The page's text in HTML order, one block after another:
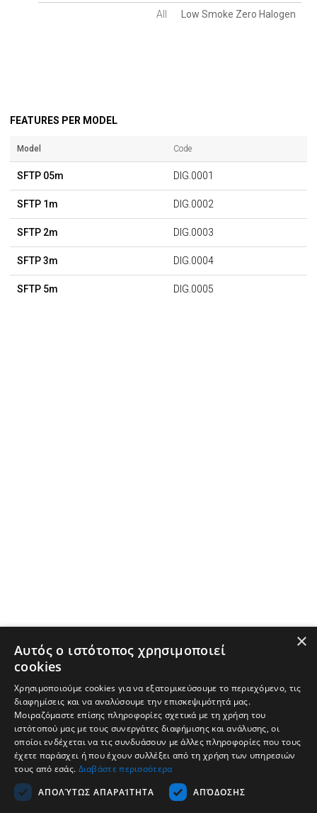
All Low Smoke Zero Halogen
FEATURES PER MODEL
Model Code
SFTP 05m DIG.0001
SFTP 1m DIG.0002
SFTP 2m DIG.0003
SFTP 3m DIG.0004
SFTP 5m DIG.0005
Company
×
Αυτός ο ιστότοπος χρησιμοποιεί
cookies
Χρησιμοποιούμε cookies για να εξατομικεύσουμε το περιεχόμενο, τις
διαφημίσεις και να αναλύσουμε την επισκεψιμότητά μας.
Μοιραζόμαστε επίσης πληροφορίες σχετικά με τη χρήση του
ιστότοπού μας με τους συνεργάτες διαφήμισης και ανάλυσης, οι
οποίοι ενδέχεται να τις συνδυάσουν με άλλες πληροφορίες που τους
έχετε παράσχει ή που έχουν συλλέξει από τη χρήση των υπηρεσιών
τους από εσάς. Διαβάστε περισσότερα
ΑΠΟΛΎΤΩΣ ΑΠΑΡΑΊΤΗΤΑ
ΑΠΌΔΟΣΗΣ